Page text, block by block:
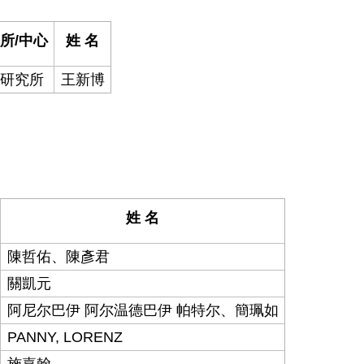
/中心 姓 名
究所 王新博
姓 名
陳哲佑、陳彥君
關凱元
阿尼尔巴伊 阿尔温德巴伊 帕特尔、簡珮如
PANNY, LORENZ